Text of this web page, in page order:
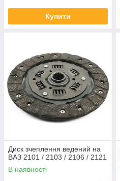
Купити
Диск зчеплення ведений на
ВАЗ 2101 / 2103 / 2106 / 2121
В наявності